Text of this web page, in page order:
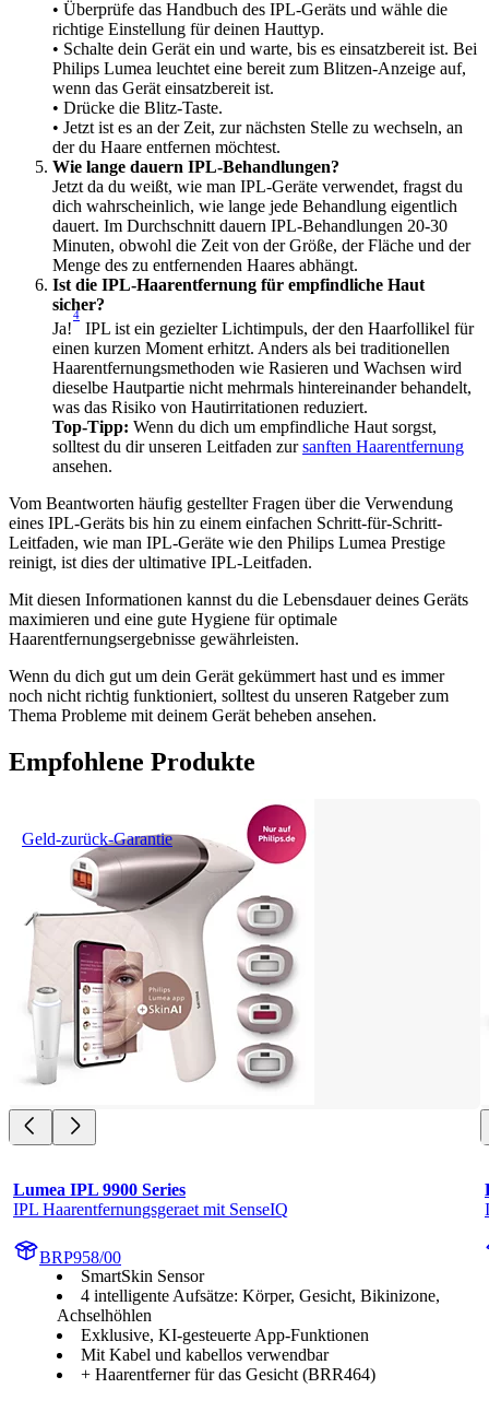
• Überprüfe das Handbuch des IPL-Geräts und wähle die
richtige Einstellung für deinen Hauttyp.
• Schalte dein Gerät ein und warte, bis es einsatzbereit ist. Bei
Philips Lumea leuchtet eine bereit zum Blitzen-Anzeige auf,
wenn das Gerät einsatzbereit ist.
• Drücke die Blitz-Taste.
• Jetzt ist es an der Zeit, zur nächsten Stelle zu wechseln, an
der du Haare entfernen möchtest.
Wie lange dauern IPL-Behandlungen?
Jetzt da du weißt, wie man IPL-Geräte verwendet, fragst du
dich wahrscheinlich, wie lange jede Behandlung eigentlich
dauert. Im Durchschnitt dauern IPL-Behandlungen 20-30
Minuten, obwohl die Zeit von der Größe, der Fläche und der
Menge des zu entfernenden Haares abhängt.
Ist die IPL-Haarentfernung für empfindliche Haut
sicher?
Ja!
4
IPL ist ein gezielter Lichtimpuls, der den Haarfollikel für
einen kurzen Moment erhitzt. Anders als bei traditionellen
Haarentfernungsmethoden wie Rasieren und Wachsen wird
dieselbe Hautpartie nicht mehrmals hintereinander behandelt,
was das Risiko von Hautirritationen reduziert.
Top-Tipp: Wenn du dich um empfindliche Haut sorgst,
solltest du dir unseren Leitfaden zur sanften Haarentfernung
ansehen.
Vom Beantworten häufig gestellter Fragen über die Verwendung
eines IPL-Geräts bis hin zu einem einfachen Schritt-für-Schritt-
Leitfaden, wie man IPL-Geräte wie den Philips Lumea Prestige
reinigt, ist dies der ultimative IPL-Leitfaden.
Mit diesen Informationen kannst du die Lebensdauer deines Geräts
maximieren und eine gute Hygiene für optimale
Haarentfernungsergebnisse gewährleisten.
Wenn du dich gut um dein Gerät gekümmert hast und es immer
noch nicht richtig funktioniert, solltest du unseren Ratgeber zum
Thema Probleme mit deinem Gerät beheben ansehen.
Empfohlene Produkte
Geld-zurück-Garantie
Lumea IPL 9900 Series
IPL Haarentfernungsgeraet mit SenseIQ
BRP958/00
SmartSkin Sensor
4 intelligente Aufsätze: Körper, Gesicht, Bikinizone,
Achselhöhlen
Exklusive, KI-gesteuerte App-Funktionen
Mit Kabel und kabellos verwendbar
+ Haarentferner für das Gesicht (BRR464)